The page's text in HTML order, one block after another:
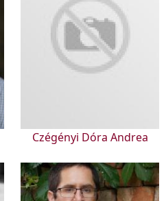
Czégényi Dóra Andrea